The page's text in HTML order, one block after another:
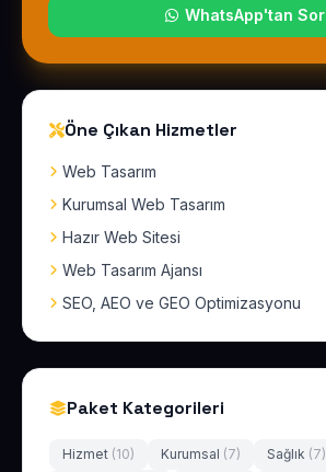
WhatsApp'tan Sor
Öne Çıkan Hizmetler
Web Tasarım
Kurumsal Web Tasarım
Hazır Web Sitesi
Web Tasarım Ajansı
SEO, AEO ve GEO Optimizasyonu
Paket Kategorileri
Hizmet (10) Kurumsal (7) Sağlık (7)